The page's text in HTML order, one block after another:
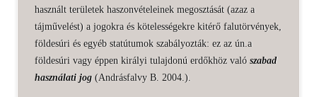
használt területek haszonvételeinek megosztását (azaz a
tájművelést) a jogokra és kötelességekre kitérő falutörvények,
földesúri és egyéb statútumok szabályozták: ez az ún.a
földesúri vagy éppen királyi tulajdonú erdőkhöz való szabad
használati jog (Andrásfalvy B. 2004.).